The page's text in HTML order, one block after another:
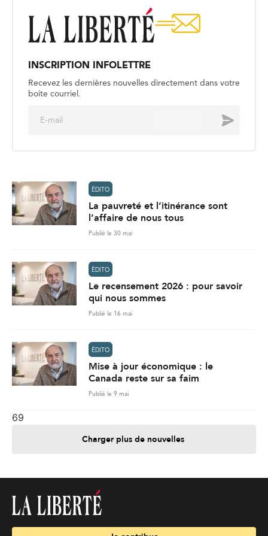
INSCRIPTION INFOLETTRE
Recevez les dernières nouvelles directement dans votre
boite courriel.
Envoyer
ÉDITO
La pauvreté et l’itinérance sont
l’affaire de nous tous
Publié le 30 mai
ÉDITO
Le recensement 2026 : pour savoir
qui nous sommes
Publié le 16 mai
ÉDITO
Mise à jour économique : le
Canada reste sur sa faim
Publié le 9 mai
69
Charger plus de nouvelles